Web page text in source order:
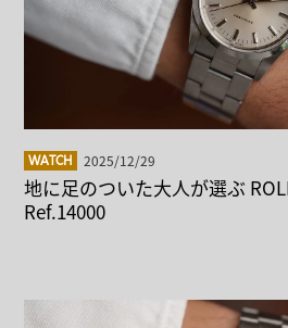
WATCH 2025/12/29
地に足のついた大人が選ぶ
Ref.14000